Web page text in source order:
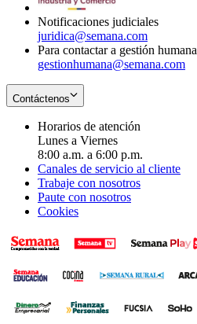
Notificaciones judiciales
juridica@semana.com
Para contactar a gestión humana
gestionhumana@semana.com
Contáctenos
Horarios de atención
Lunes a Viernes
8:00 a.m. a 6:00 p.m.
Canales de servicio al cliente
Trabaje con nosotros
Paute con nosotros
Cookies